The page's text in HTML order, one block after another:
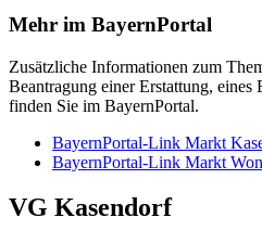
Mehr im BayernPortal
Zusätzliche Informationen zum
Beantragung einer Erstattung, eines
finden Sie im BayernPortal.
BayernPortal-Link Markt
BayernPortal-Link Markt
VG Kasendorf